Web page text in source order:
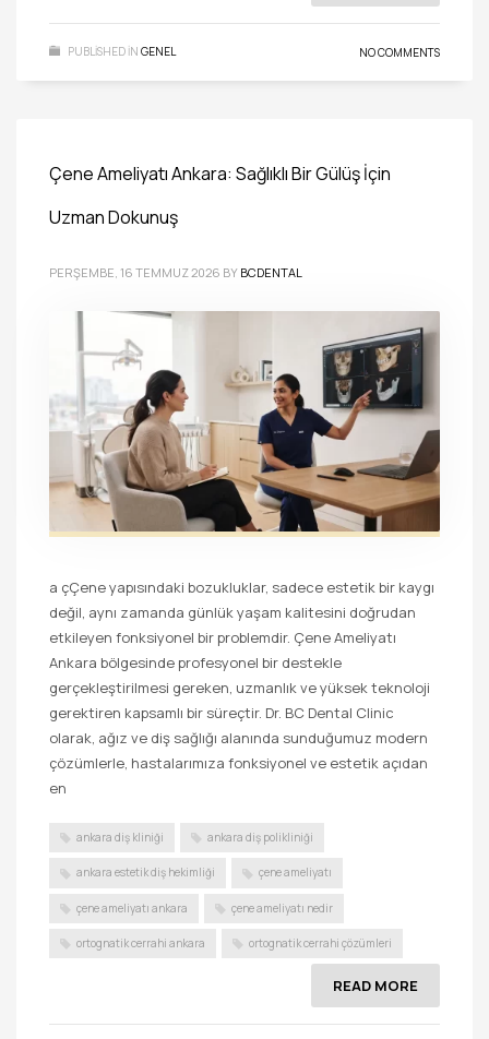
PUBLISHED IN GENEL NO COMMENTS
Çene Ameliyatı Ankara: Sağlıklı Bir Gülüş İçin
Uzman Dokunuş
PERŞEMBE, 16 TEMMUZ 2026 BY BCDENTAL
a çÇene yapısındaki bozukluklar, sadece estetik bir kaygı
değil, aynı zamanda günlük yaşam kalitesini doğrudan
etkileyen fonksiyonel bir problemdir. Çene Ameliyatı
Ankara bölgesinde profesyonel bir destekle
gerçekleştirilmesi gereken, uzmanlık ve yüksek teknoloji
gerektiren kapsamlı bir süreçtir. Dr. BC Dental Clinic
olarak, ağız ve diş sağlığı alanında sunduğumuz modern
çözümlerle, hastalarımıza fonksiyonel ve estetik açıdan
en
ankara diş kliniği ankara diş polikliniği
ankara estetik diş hekimliği çene ameliyatı
çene ameliyatı ankara çene ameliyatı nedir
ortognatik cerrahi ankara ortognatik cerrahi çözümleri
READ MORE